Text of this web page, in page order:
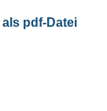
pdf-Datei